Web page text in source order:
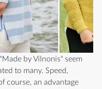
by Vilnonis" seem
to many. Speed,
course, an advantage